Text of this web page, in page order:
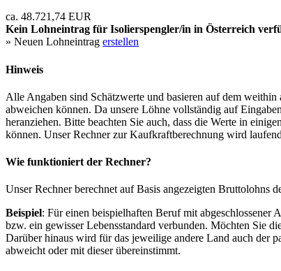
ca. 48.721,74 EUR
Kein Lohneintrag für Isolierspengler/in in Österreich
» Neuen Lohneintrag erstellen
Hinweis
Alle Angaben sind Schätzwerte und basieren auf dem
abweichen können. Da unsere Löhne vollständig auf
heranziehen. Bitte beachten Sie auch, dass die Werte in
können. Unser Rechner zur Kaufkraftberechnung wird
Wie funktioniert der Rechner?
Unser Rechner berechnet auf Basis angezeigten Bruttolohns
Beispiel: Für einen beispielhaften Beruf mit
bzw. ein gewisser Lebensstandard verbunden. Möchten Sie
Darüber hinaus wird für das jeweilige andere Land auch der
abweicht oder mit dieser übereinstimmt.